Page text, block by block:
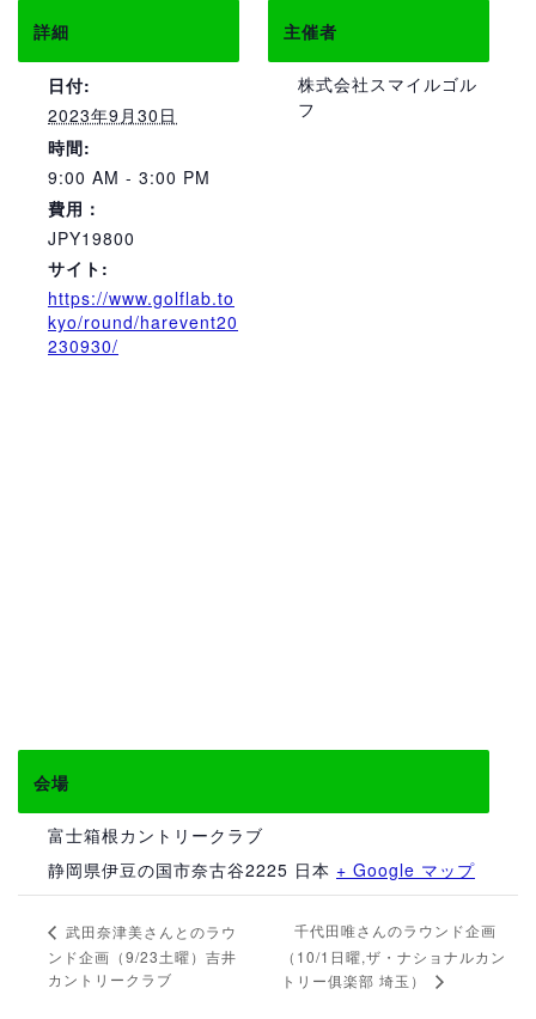
詳細
日付:
2023年9月30日
時間:
9:00 AM - 3:00 PM
費用：
JPY19800
サイト:
https://www.golflab.to
kyo/round/harevent20
230930/
主催者
株式会社スマイルゴル
フ
会場
富士箱根カントリークラブ
静岡県伊豆の国市奈古谷2225 日本 + Google マップ
武田奈津美さんとのラウ
ンド企画（9/23土曜）吉井
カントリークラブ
千代田唯さんのラウンド企画
（10/1日曜,ザ・ナショナルカン
トリー俱楽部 埼玉）